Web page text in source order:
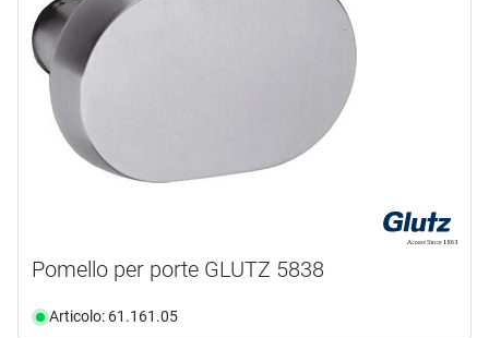
Pomello per porte GLUTZ 5838
Articolo: 61.161.05